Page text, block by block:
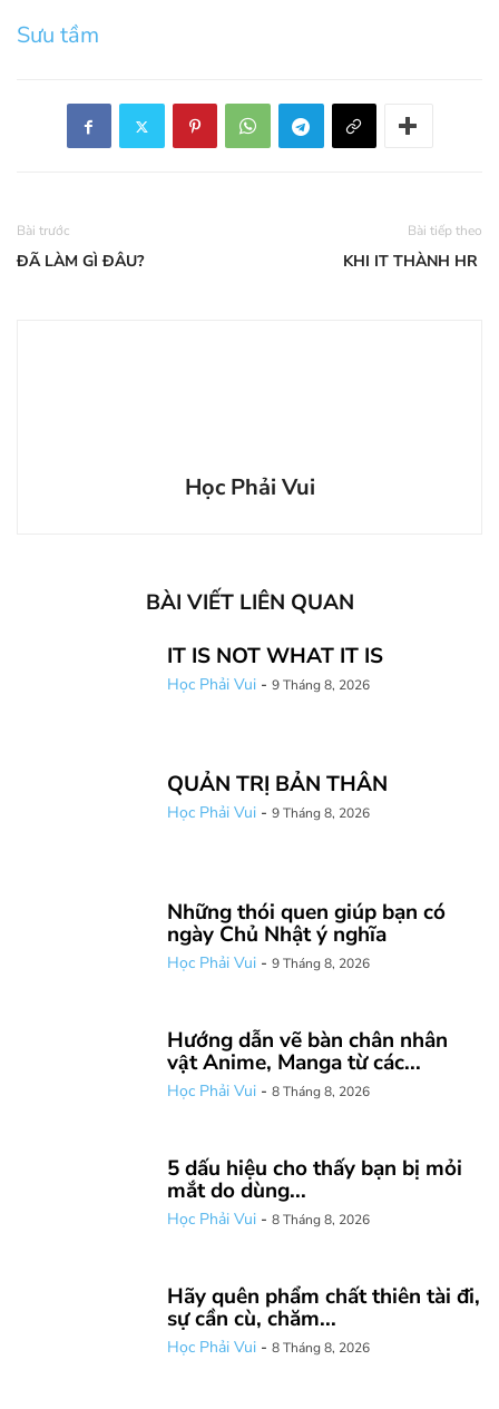
Sưu tầm
Bài trước
ĐÃ LÀM GÌ ĐÂU?
Bài tiếp theo
KHI IT THÀNH HR
Học Phải Vui
BÀI VIẾT LIÊN QUAN
IT IS NOT WHAT IT IS
Học Phải Vui - 9 Tháng 8, 2026
QUẢN TRỊ BẢN THÂN
Học Phải Vui - 9 Tháng 8, 2026
Những thói quen giúp bạn có
ngày Chủ Nhật ý nghĩa
Học Phải Vui - 9 Tháng 8, 2026
Hướng dẫn vẽ bàn chân nhân
vật Anime, Manga từ các...
Học Phải Vui - 8 Tháng 8, 2026
5 dấu hiệu cho thấy bạn bị mỏi
mắt do dùng...
Học Phải Vui - 8 Tháng 8, 2026
Hãy quên phẩm chất thiên tài đi,
sự cần cù, chăm...
Học Phải Vui - 8 Tháng 8, 2026